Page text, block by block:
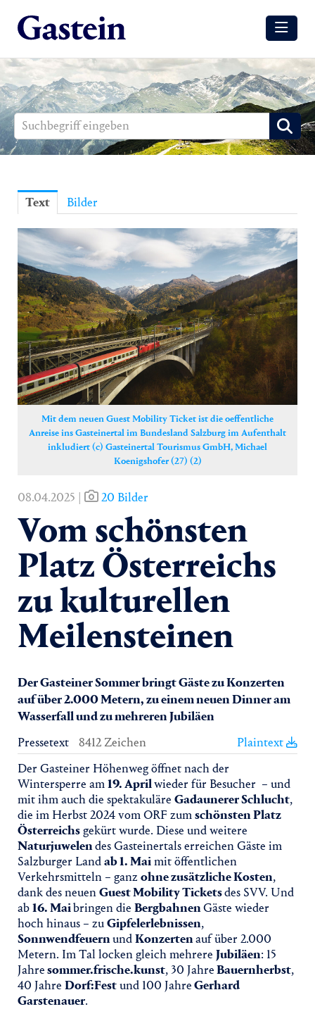
Meldungen
Winter
Media
Gesundheit
Sommer
Winter
Yoga
Pressekontakt
Text Bilder
Mit dem neuen Guest Mobility Ticket ist die oeffentliche
Anreise ins Gasteinertal im Bundesland Salzburg im Aufenthalt
inkludiert (c) Gasteinertal Tourismus GmbH, Michael
Koenigshofer (27) (2)
08.04.2025 | 20 Bilder
Vom schönsten
Platz Österreichs
zu kulturellen
Meilensteinen
Der Gasteiner Sommer bringt Gäste zu Konzerten
auf über 2.000 Metern, zu einem neuen Dinner am
Wasserfall und zu mehreren Jubiläen
Pressetext
8412 Zeichen
Plaintext
Der Gasteiner Höhenweg öffnet nach der
Wintersperre am19. Aprilwieder für Besucher – und
mit ihm auch die spektakuläre Gadaunerer Schlucht,
die im Herbst 2024 vom ORF zumschönsten Platz
Österreichsgekürt wurde. Diese und weitere
Naturjuwelendes Gasteinertals erreichen Gäste im
Salzburger Landab 1. Maimit öffentlichen
Verkehrsmitteln – ganz ohne zusätzliche Kosten,
dank des neuenGuest Mobility Ticketsdes SVV. Und
ab16. Maibringen die BergbahnenGäste wieder
hoch hinaus – zuGipfelerlebnissen,
SonnwendfeuernundKonzertenauf über 2.000
Metern. Im Tal locken gleich mehrere Jubiläen: 15
Jahresommer.frische.kunst, 30 JahreBauernherbst,
40 Jahre Dorf:Festund 100 JahreGerhard
Garstenauer.